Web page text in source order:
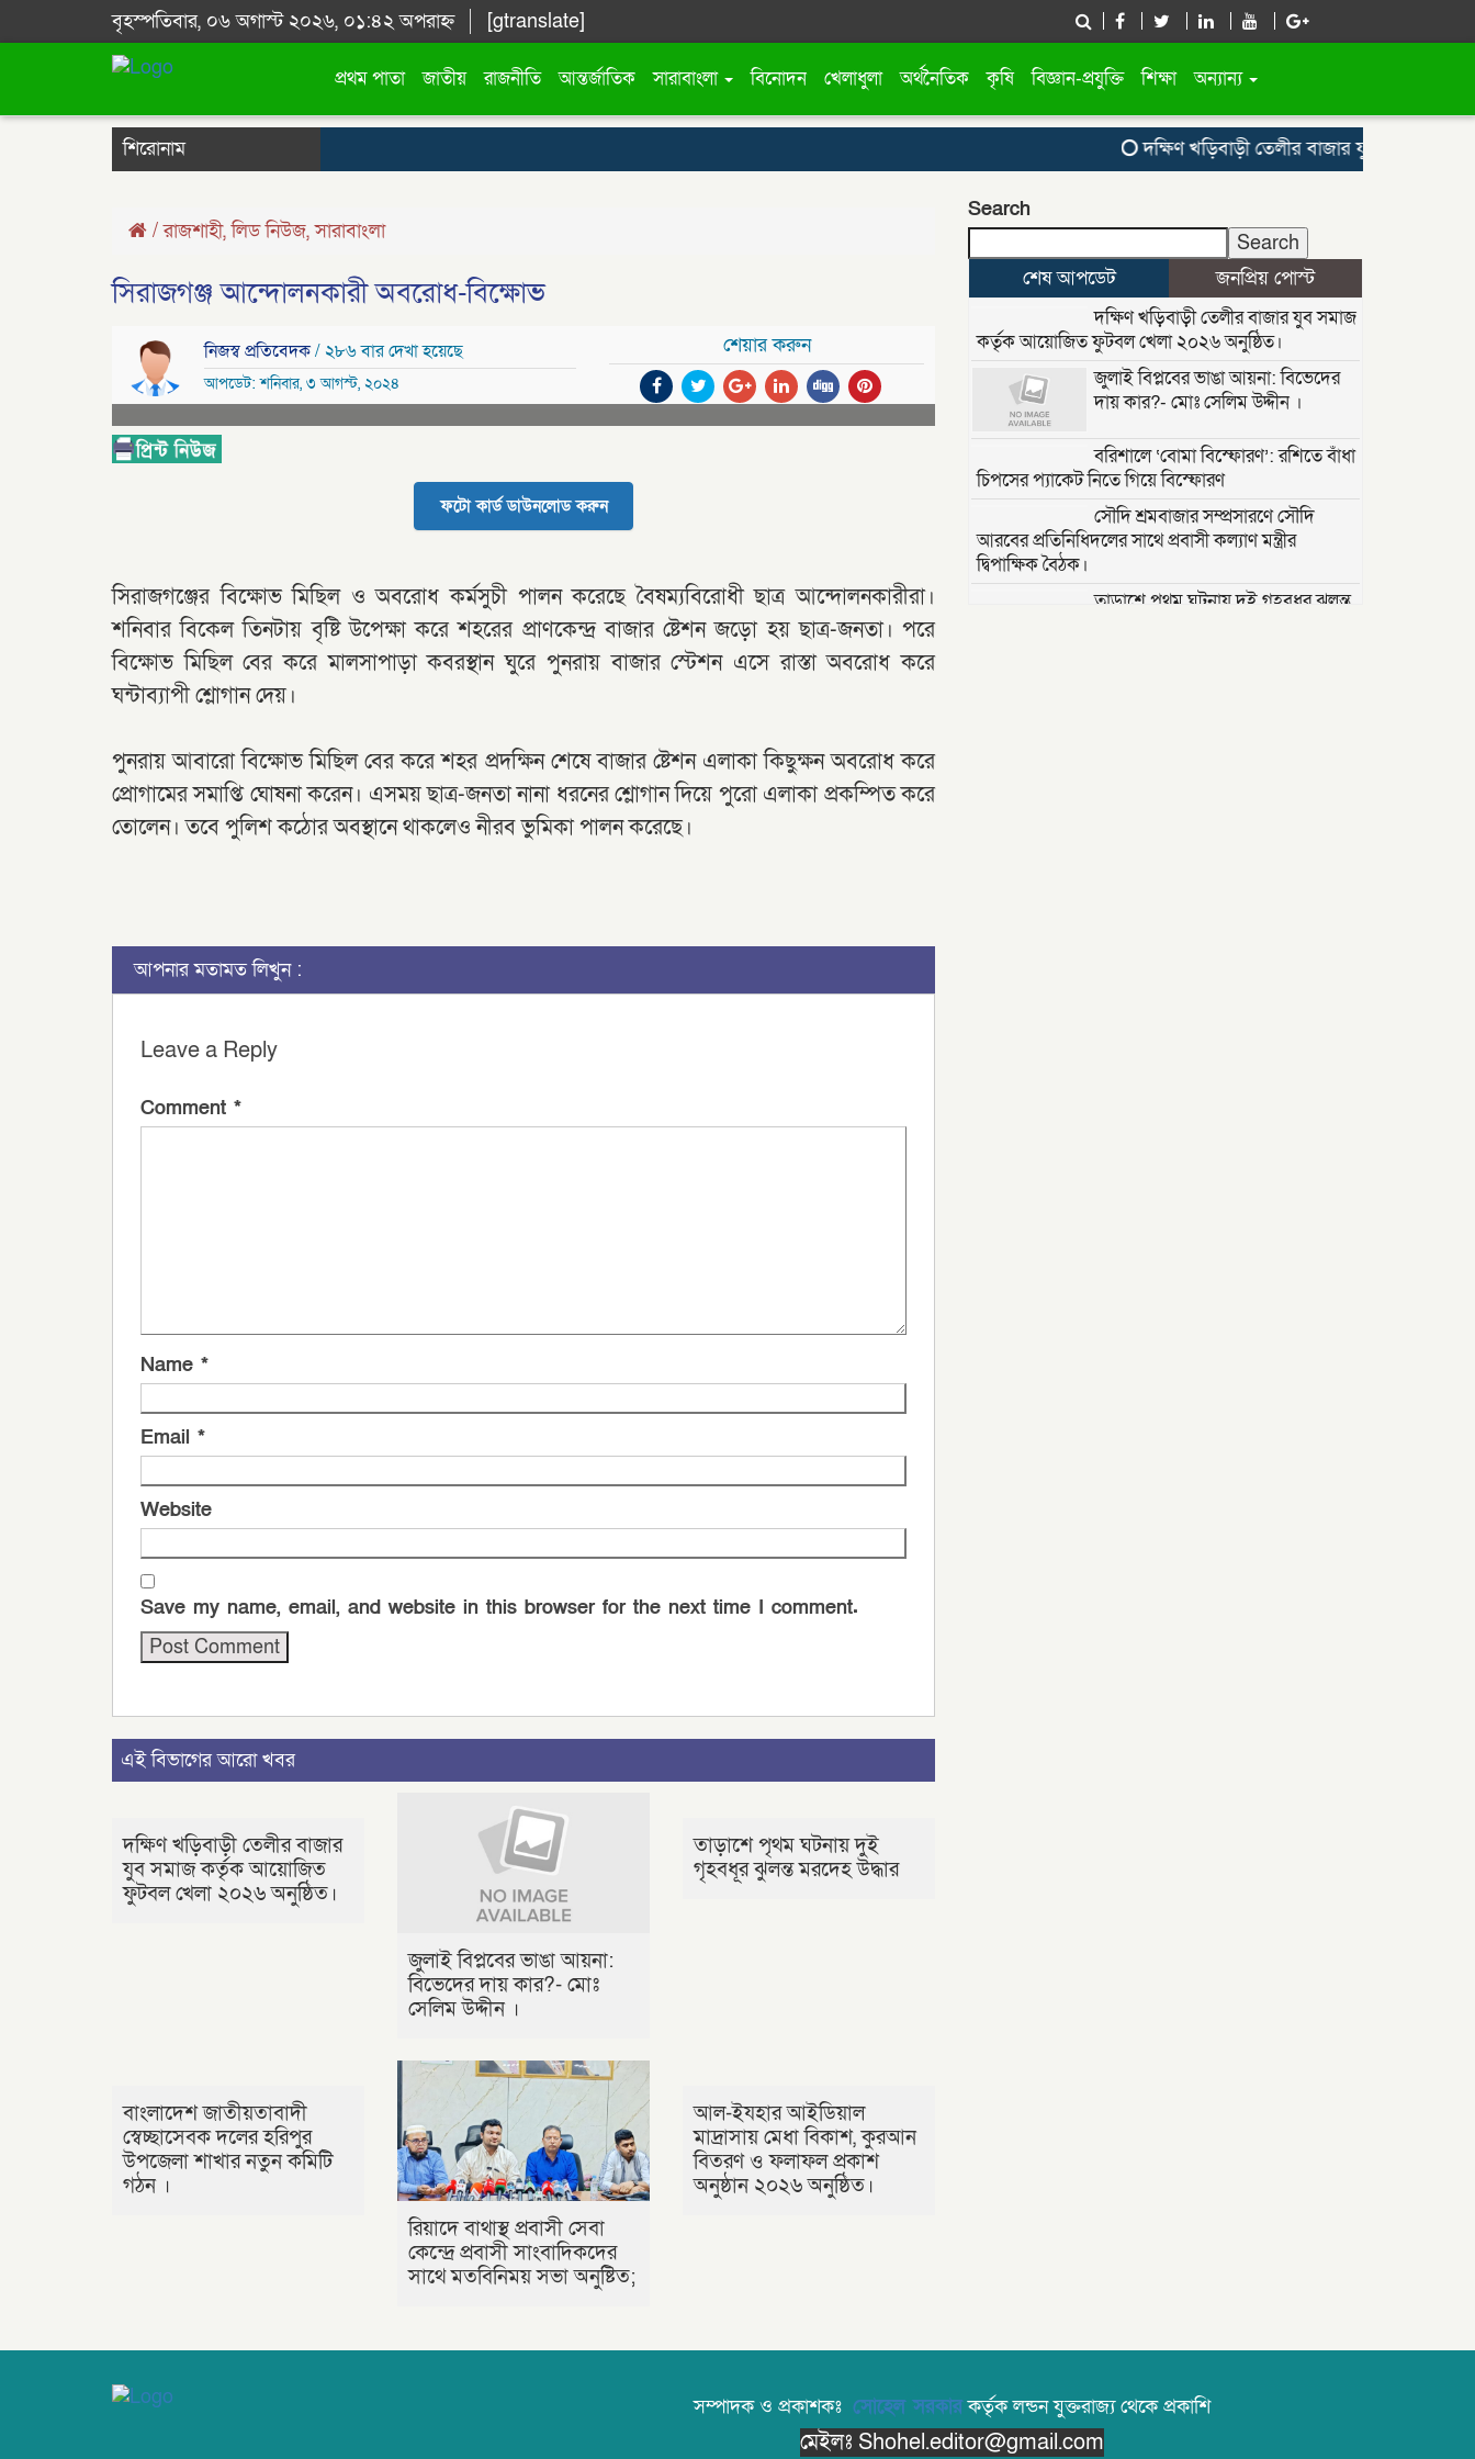
বৃহস্পতিবার, ০৬ অগাস্ট ২০২৬, ০১:৪২ অপরাহ্ন [gtranslate]
প্রথম পাতা জাতীয় রাজনীতি আন্তর্জাতিক সারাবাংলা বিনোদন খেলাধুলা অর্থনৈতিক কৃষি বিজ্ঞান-প্রযুক্তি শিক্ষা অন্যান্য
শিরোনাম দক্ষিণ খড়িবাড়ী তেলীর বাজার যুব সমাজ
/রাজশাহী,লিড নিউজ,সারাবাংলা
সিরাজগঞ্জ আন্দোলনকারী অবরোধ-বিক্ষোভ
নিজস্ব প্রতিবেদক/ ২৮৬ বার দেখা হয়েছে
আপডেট: শনিবার, ৩ আগস্ট, ২০২৪
শেয়ার করুন
ফটো কার্ড ডাউনলোড করুন
সিরাজগঞ্জের বিক্ষোভ মিছিল ও অবরোধ কর্মসুচী পালন করেছে বৈষম্যবিরোধী ছাত্র আন্দোলনকারীরা।
শনিবার বিকেল তিনটায় বৃষ্টি উপেক্ষা করে শহরের প্রাণকেন্দ্র বাজার ষ্টেশন জড়ো হয় ছাত্র-জনতা। পরে
বিক্ষোভ মিছিল বের করে মালসাপাড়া কবরস্থান ঘুরে পুনরায় বাজার স্টেশন এসে রাস্তা অবরোধ করে
ঘন্টাব্যাপী শ্লোগান দেয়।
পুনরায় আবারো বিক্ষোভ মিছিল বের করে শহর প্রদক্ষিন শেষে বাজার ষ্টেশন এলাকা কিছুক্ষন অবরোধ করে
প্রোগামের সমাপ্তি ঘোষনা করেন। এসময় ছাত্র-জনতা নানা ধরনের শ্লোগান দিয়ে পুরো এলাকা প্রকম্পিত করে
তোলেন। তবে পুলিশ কঠোর অবস্থানে থাকলেও নীরব ভুমিকা পালন করেছে।
আপনার মতামত লিখুন :
Leave a Reply
Comment *
Name *
Email *
Website
Save my name, email, and website in this browser for the next time I comment.
এই বিভাগের আরো খবর
দক্ষিণ খড়িবাড়ী তেলীর বাজার
যুব সমাজ কর্তৃক আয়োজিত
ফুটবল খেলা ২০২৬ অনুষ্ঠিত।
জুলাই বিপ্লবের ভাঙা আয়না:
বিভেদের দায় কার?- মোঃ
সেলিম উদ্দীন ।
তাড়াশে পৃথম ঘটনায় দুই
গৃহবধূর ঝুলন্ত মরদেহ উদ্ধার
বাংলাদেশ জাতীয়তাবাদী
স্বেচ্ছাসেবক দলের হরিপুর
উপজেলা শাখার নতুন কমিটি
গঠন ।
রিয়াদে বাথাস্থ প্রবাসী সেবা
কেন্দ্রে প্রবাসী সাংবাদিকদের
সাথে মতবিনিময় সভা অনুষ্টিত;
আল-ইযহার আইডিয়াল
মাদ্রাসায় মেধা বিকাশ, কুরআন
বিতরণ ও ফলাফল প্রকাশ
অনুষ্ঠান ২০২৬ অনুষ্ঠিত।
Search
Search
শেষ আপডেট
জনপ্রিয় পোস্ট
দক্ষিণ খড়িবাড়ী তেলীর বাজার যুব সমাজ
কর্তৃক আয়োজিত ফুটবল খেলা ২০২৬ অনুষ্ঠিত।
জুলাই বিপ্লবের ভাঙা আয়না: বিভেদের
দায় কার?- মোঃ সেলিম উদ্দীন ।
বরিশালে ‘বোমা বিস্ফোরণ’: রশিতে বাঁধা
চিপসের প্যাকেট নিতে গিয়ে বিস্ফোরণ
সৌদি শ্রমবাজার সম্প্রসারণে সৌদি
আরবের প্রতিনিধিদলের সাথে প্রবাসী কল্যাণ মন্ত্রীর
দ্বিপাক্ষিক বৈঠক।
তাড়াশে পৃথম ঘটনায় দুই গৃহবধূর ঝুলন্ত
সম্পাদক ও প্রকাশকঃ সোহেল সরকারকর্তৃক লন্ডন যুক্তরাজ্য থেকে প্রকাশি
মেইলঃ Shohel.editor@gmail.com